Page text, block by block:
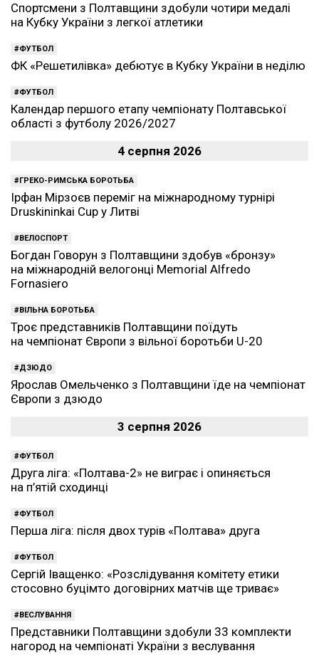
Спортсмени з Полтавщини здобули чотири медалі
на Кубку України з легкої атлетики
ФУТБОЛ
ФК «Решетилівка» дебютує в Кубку України в неділю
ФУТБОЛ
Календар першого етапу чемпіонату Полтавської
області з футболу 2026/2027
4 серпня 2026
ГРЕКО-РИМСЬКА БОРОТЬБА
Ірфан Мірзоєв переміг на міжнародному турнірі
Druskininkai Cup у Литві
ВЕЛОСПОРТ
Богдан Говорун з Полтавщини здобув «бронзу»
на міжнародній велогонці Memorial Alfredo
Fornasiero
ВІЛЬНА БОРОТЬБА
Троє представників Полтавщини поїдуть
на чемпіонат Європи з вільної боротьби U-20
ДЗЮДО
Ярослав Омельченко з Полтавщини їде на чемпіонат
Європи з дзюдо
3 серпня 2026
ФУТБОЛ
Друга ліга: «Полтава-2» не виграє і опиняється
на п’ятій сходинці
ФУТБОЛ
Перша ліга: після двох турів «Полтава» друга
ФУТБОЛ
Сергій Іващенко: «Розслідування комітету етики
стосовно буцімто договірних матчів ще триває»
ВЕСЛУВАННЯ
Представники Полтавщини здобули 33 комплекти
нагород на чемпіонаті України з веслування